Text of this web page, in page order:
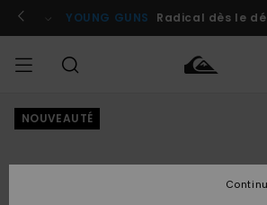
l'information
le
Se connecter / s'inscrire
YOUNG GUNS Radical dès le
HOMME
NOUVEAUTÉ